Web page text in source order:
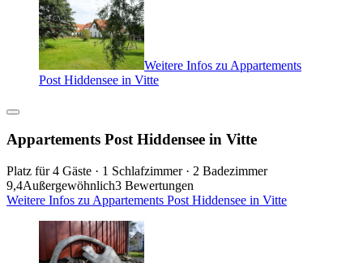
Weitere Infos zu Appartements
Post Hiddensee in Vitte
Appartements Post Hiddensee in Vitte
Platz für 4 Gäste · 1 Schlafzimmer · 2 Badezimmer
9,4Außergewöhnlich3 Bewertungen
Weitere Infos zu Appartements Post Hiddensee in Vitte